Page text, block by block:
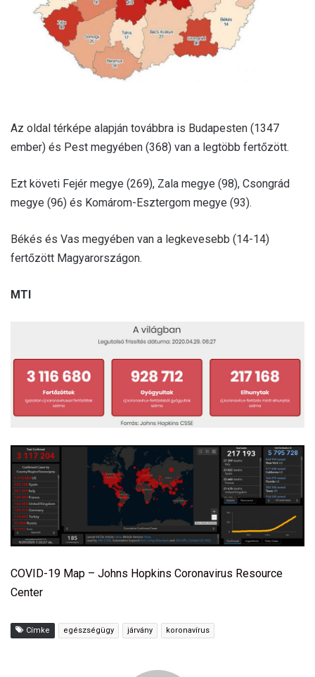
Az oldal térképe alapján továbbra is Budapesten (1347
ember) és Pest megyében (368) van a legtöbb fertőzött.
Ezt követi Fejér megye (269), Zala megye (98), Csongrád
megye (96) és Komárom-Esztergom megye (93).
Békés és Vas megyében van a legkevesebb (14-14)
fertőzött Magyarországon.
MTI
COVID-19 Map – Johns Hopkins Coronavirus Resource
Center
Címke egészségügy járvány koronavírus